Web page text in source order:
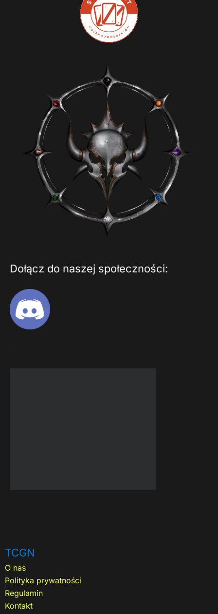
Dołącz do naszej społeczności:
TCGN
O nas
Polityka prywatności
Regulamin
Kontakt